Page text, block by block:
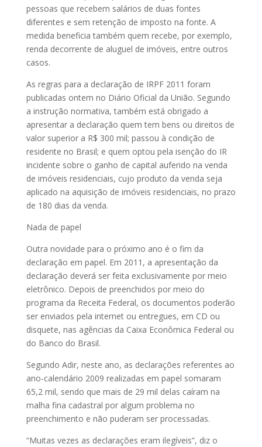
pessoas que recebem salários de duas fontes
diferentes e sem retenção de imposto na fonte. A
medida beneficia também quem recebe, por exemplo,
renda decorrente de aluguel de imóveis, entre outros
casos.
As regras para a declaração de IRPF 2011 foram
publicadas ontem no Diário Oficial da União. Segundo
a instrução normativa, também está obrigado a
apresentar a declaração quem tem bens ou direitos de
valor superior a R$ 300 mil; passou à condição de
residente no Brasil; e quem optou pela isenção do IR
incidente sobre o ganho de capital auferido na venda
de imóveis residenciais, cujo produto da venda seja
aplicado na aquisição de imóveis residenciais, no prazo
de 180 dias da venda.
Nada de papel
Outra novidade para o próximo ano é o fim da
declaração em papel. Em 2011, a apresentação da
declaração deverá ser feita exclusivamente por meio
eletrônico. Depois de preenchidos por meio do
programa da Receita Federal, os documentos poderão
ser enviados pela internet ou entregues, em CD ou
disquete, nas agências da Caixa Econômica Federal ou
do Banco do Brasil.
Segundo Adir, neste ano, as declarações referentes ao
ano-calendário 2009 realizadas em papel somaram
65,2 mil, sendo que mais de 29 mil delas caíram na
malha fina cadastral por algum problema no
preenchimento e não puderam ser processadas.
“Muitas vezes as declarações eram ilegíveis”, diz o